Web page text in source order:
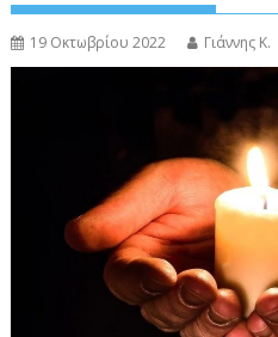
19 Οκτωβρίου 2022 Γιάννης Κ.